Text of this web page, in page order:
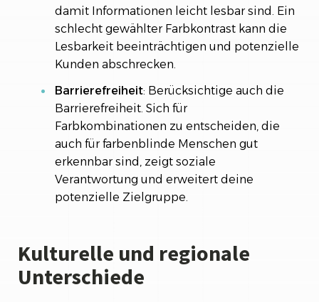
damit Informationen leicht lesbar sind. Ein
schlecht gewählter Farbkontrast kann die
Lesbarkeit beeinträchtigen und potenzielle
Kunden abschrecken.
Barrierefreiheit: Berücksichtige auch die
Barrierefreiheit. Sich für
Farbkombinationen zu entscheiden, die
auch für farbenblinde Menschen gut
erkennbar sind, zeigt soziale
Verantwortung und erweitert deine
potenzielle Zielgruppe.
Kulturelle und regionale
Unterschiede